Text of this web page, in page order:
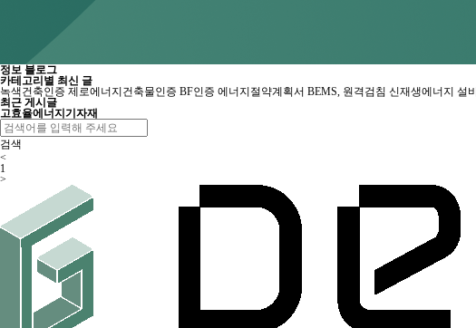
정보 블로그
카테고리별 최신 글
녹색건축인증 제로에너지건축물인증 BF인증 에너지절약계획서 BEMS, 원격검침 신재생에너지 설비
최근 게시글
고효율에너지기자재
검색
<
1
>